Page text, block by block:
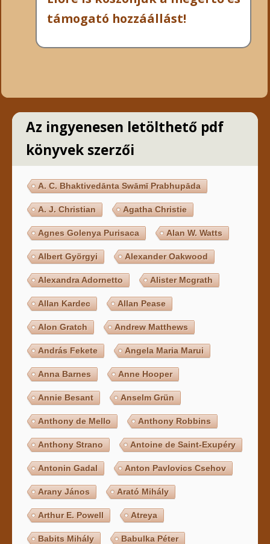
támogató hozzáállást!
Az ingyenesen letölthető pdf
könyvek szerzői
A. C. Bhaktivedānta Swāmī Prabhupāda
A. J. Christian Agatha Christie
Agnes Golenya Purisaca Alan W. Watts
Albert Györgyi Alexander Oakwood
Alexandra Adornetto Alister Mcgrath
Allan Kardec Allan Pease
Alon Gratch Andrew Matthews
András Fekete Angela Maria Marui
Anna Barnes Anne Hooper
Annie Besant Anselm Grün
Anthony de Mello Anthony Robbins
Anthony Strano Antoine de Saint-Exupéry
Antonin Gadal Anton Pavlovics Csehov
Arany János Arató Mihály
Arthur E. Powell Atreya
Babits Mihály Babulka Péter